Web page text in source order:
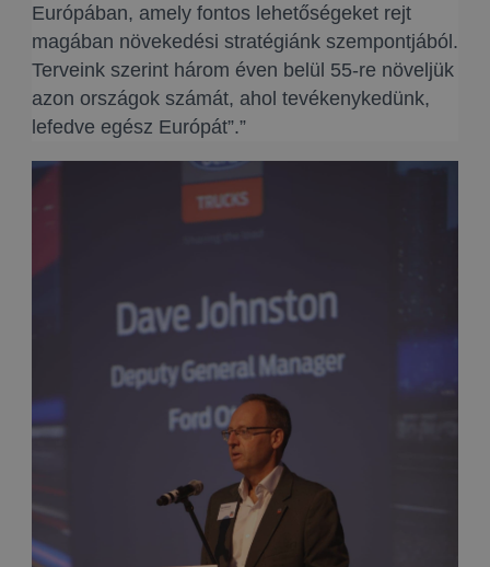
Európában, amely fontos lehetőségeket rejt
magában növekedési stratégiánk szempontjából.
Terveink szerint három éven belül 55-re növeljük
azon országok számát, ahol tevékenykedünk,
lefedve egész Európát”.”